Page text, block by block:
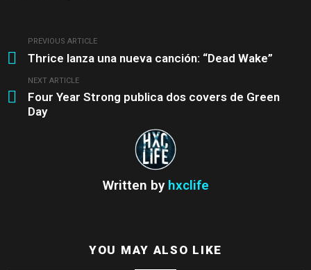
more
PREVIOUS ARTICLE
Thrice lanza una nueva canción: “Dead Wake”
NEXT ARTICLE
Four Year Strong publica dos covers de Green
Day
Written by hxclife
YOU MAY ALSO LIKE